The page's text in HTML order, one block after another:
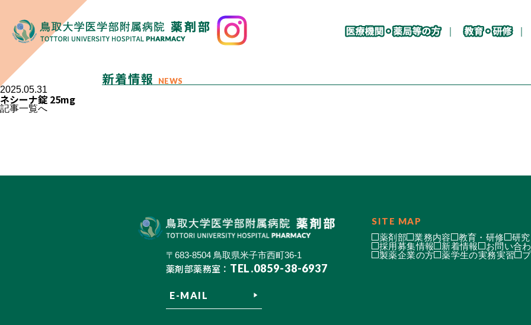
新着情報 NEWS
2025.05.31
ネシーナ錠 25mg
記事一覧へ
〒683-8504 鳥取県米子市西町36-1
薬剤部薬務室： TEL.0859-38-6937
E-MAIL
SITE MAP
薬剤部 業務内容 教育・研修 研
採用募集情報
新着情報 お問い合
製薬企業の方
薬学生の実務実習